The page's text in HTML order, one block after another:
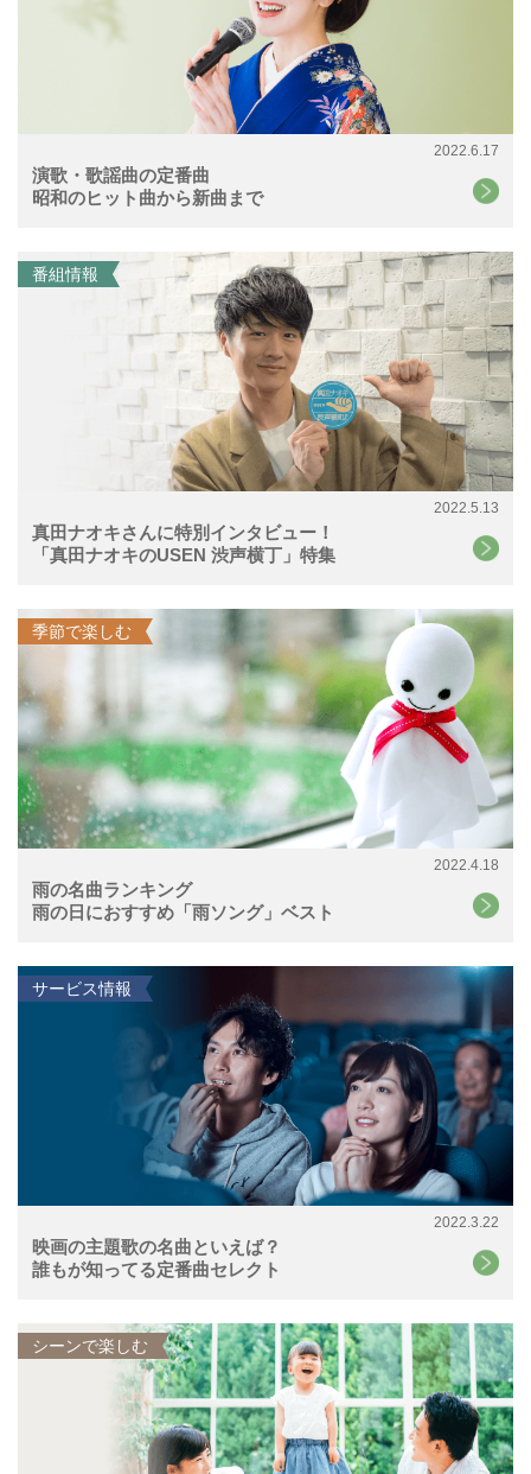
2022.6.17
演歌・歌謡曲の定番曲
昭和のヒット曲から新曲まで
2022.5.13
真田ナオキさんに特別インタビュー！
「真田ナオキのUSEN 渋声横丁」特集
番組情報
2022.4.18
雨の名曲ランキング
雨の日におすすめ「雨ソング」ベスト
季節で楽しむ
2022.3.22
映画の主題歌の名曲といえば？
誰もが知ってる定番曲セレクト
サービス情報
シーンで楽しむ